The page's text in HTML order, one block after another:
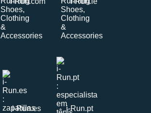
i-Run.es i-Run.pt